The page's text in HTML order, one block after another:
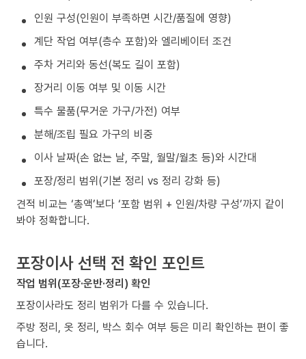
인원 구성(인원이 부족하면 시간/품질에 영향)
계단 작업 여부(층수 포함)와 엘리베이터 조건
주차 거리와 동선(복도 길이 포함)
장거리 이동 여부 및 이동 시간
특수 물품(무거운 가구/가전) 여부
분해/조립 필요 가구의 비중
이사 날짜(손 없는 날, 주말, 월말/월초 등)와 시간대
포장/정리 범위(기본 정리 vs 정리 강화 등)
견적 비교는 ‘총액’보다 ‘포함 범위 + 인원/차량 구성’까지 같이
봐야 정확합니다.
포장이사 선택 전 확인 포인트
작업 범위(포장·운반·정리) 확인
포장이사라도 정리 범위가 다를 수 있습니다.
주방 정리, 옷 정리, 박스 회수 여부 등은 미리 확인하는 편이 좋
습니다.